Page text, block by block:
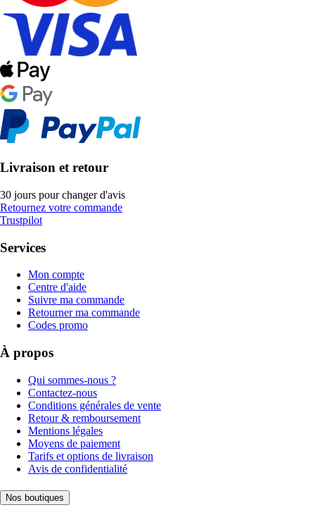
Livraison et retour
30 jours pour changer d'avis
Retournez votre commande
Trustpilot
Services
Mon compte
Centre d'aide
Suivre ma commande
Retourner ma commande
Codes promo
À propos
Qui sommes-nous ?
Contactez-nous
Conditions générales de vente
Retour & remboursement
Mentions légales
Moyens de paiement
Tarifs et options de livraison
Avis de confidentialité
Nos boutiques